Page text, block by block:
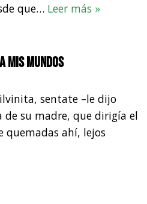
que… Leer más »
mis mundos
sentate –le dijo
de su madre, que dirigía el
quemadas ahí, lejos